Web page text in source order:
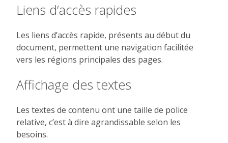
Liens d’accès rapides
Les liens d’accès rapide, présents au début du
document, permettent une navigation facilitée
vers les régions principales des pages.
Affichage des textes
Les textes de contenu ont une taille de police
relative, c’est à dire agrandissable selon les
besoins.